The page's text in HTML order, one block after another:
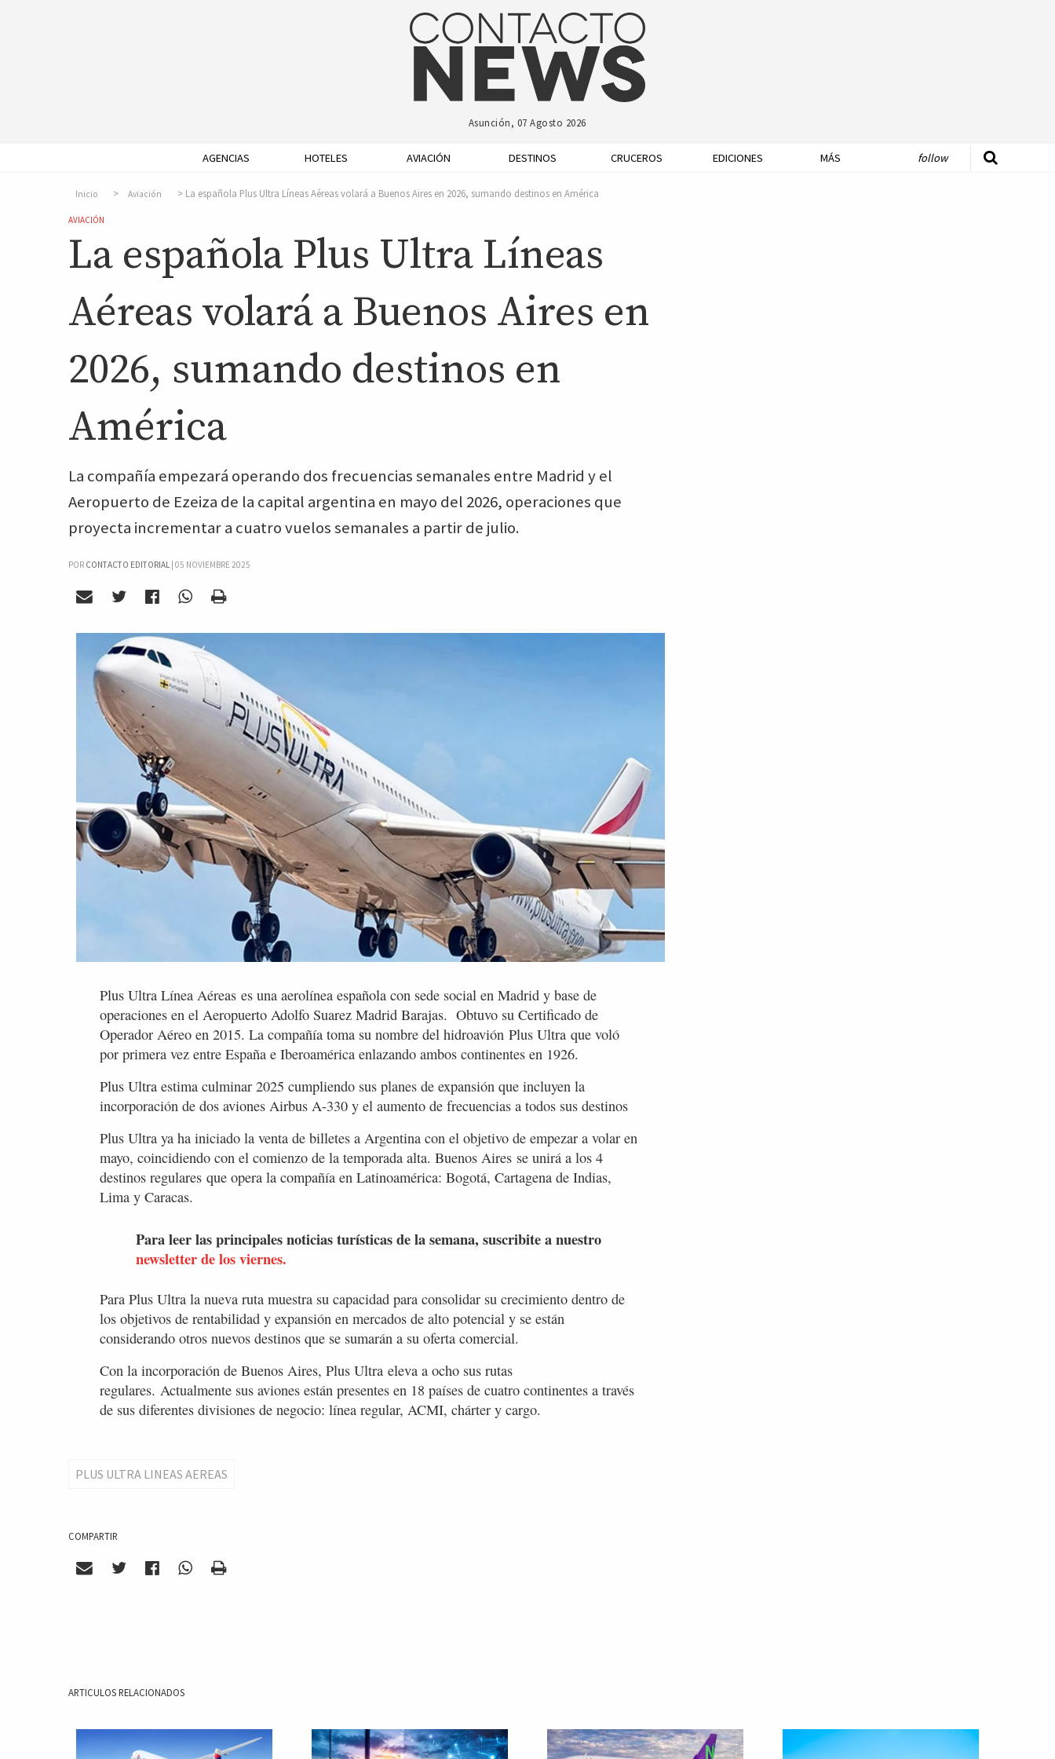
Asunción, 07 Agosto 2026
AGENCIAS HOTELES AVIACIÓN DESTINOS CRUCEROS EDICIONES MÁS follow
Inicio Aviación La española Plus Ultra Líneas Aéreas volará a Buenos Aires en 2026, sumando destinos en América
AVIACIÓN
La española Plus Ultra Líneas
Aéreas volará a Buenos Aires en
2026, sumando destinos en
América
La compañía empezará operando dos frecuencias semanales entre Madrid y el
Aeropuerto de Ezeiza de la capital argentina en mayo del 2026, operaciones que
proyecta incrementar a cuatro vuelos semanales a partir de julio.
POR CONTACTO EDITORIAL | 05 NOVIEMBRE 2025
Plus Ultra Línea Aéreas es una aerolínea española con sede social en Madrid y base de
operaciones en el Aeropuerto Adolfo Suarez Madrid Barajas. Obtuvo su Certificado de
Operador Aéreo en 2015. La compañía toma su nombre del hidroavión Plus Ultra que voló
por primera vez entre España e Iberoamérica enlazando ambos continentes en 1926.
Plus Ultra estima culminar 2025 cumpliendo sus planes de expansión que incluyen la
incorporación de dos aviones Airbus A-330 y el aumento de frecuencias a todos sus destinos
Plus Ultra ya ha iniciado la venta de billetes a Argentina con el objetivo de empezar a volar en
mayo, coincidiendo con el comienzo de la temporada alta. Buenos Aires se unirá a los 4
destinos regulares que opera la compañía en Latinoamérica: Bogotá, Cartagena de Indias,
Lima y Caracas.
Para leer las principales noticias turísticas de la semana, suscribite a nuestro
newsletter de los viernes.
Para Plus Ultra la nueva ruta muestra su capacidad para consolidar su crecimiento dentro de
los objetivos de rentabilidad y expansión en mercados de alto potencial y se están
considerando otros nuevos destinos que se sumarán a su oferta comercial.
Con la incorporación de Buenos Aires, Plus Ultra eleva a ocho sus rutas
regulares. Actualmente sus aviones están presentes en 18 países de cuatro continentes a través
de sus diferentes divisiones de negocio: línea regular, ACMI, chárter y cargo.
PLUS ULTRA LINEAS AEREAS
COMPARTIR
ARTICULOS RELACIONADOS